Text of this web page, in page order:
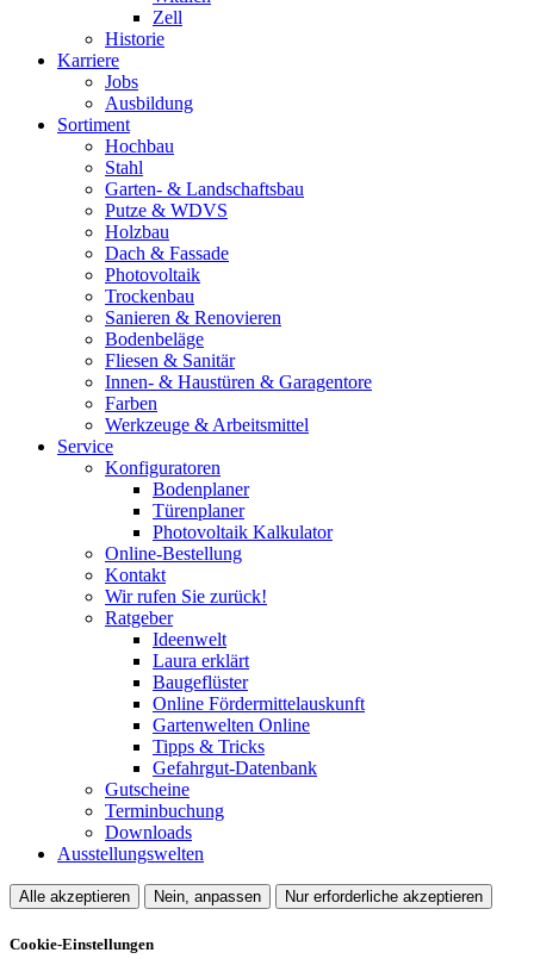
Zell
Historie
Karriere
Jobs
Ausbildung
Sortiment
Hochbau
Stahl
Garten- & Landschaftsbau
Putze & WDVS
Holzbau
Dach & Fassade
Photovoltaik
Trockenbau
Sanieren & Renovieren
Bodenbeläge
Fliesen & Sanitär
Innen- & Haustüren & Garagentore
Farben
Werkzeuge & Arbeitsmittel
Service
Konfiguratoren
Bodenplaner
Türenplaner
Photovoltaik Kalkulator
Online-Bestellung
Kontakt
Wir rufen Sie zurück!
Ratgeber
Ideenwelt
Laura erklärt
Baugeflüster
Online Fördermittelauskunft
Gartenwelten Online
Tipps & Tricks
Gefahrgut-Datenbank
Gutscheine
Terminbuchung
Downloads
Ausstellungswelten
Alle akzeptieren Nein, anpassen Nur erforderliche akzeptieren
Cookie-Einstellungen